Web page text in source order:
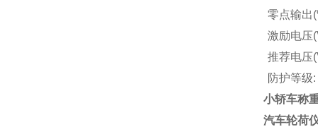
零点输出
激励电压
推荐电压
防护等级
小轿车称
汽车轮荷